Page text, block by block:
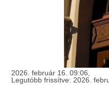
2026. február 16. 09:06,
Legutóbb frissítve: 2026.